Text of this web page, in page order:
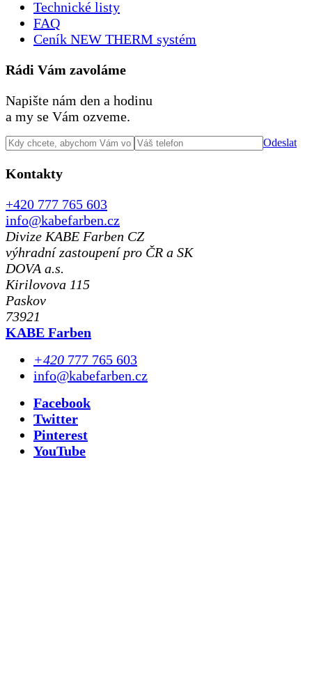
Technické listy
FAQ
Ceník NEW THERM systém
Rádi Vám zavoláme
Napište nám den a hodinu
a my se Vám ozveme.
Odeslat
Kontakty
+420 777 765 603
info@kabefarben.cz
Divize KABE Farben CZ
výhradní zastoupení pro ČR a SK
DOVA a.s.
Kirilovova 115
Paskov
73921
KABE Farben
+420 777 765 603
info@kabefarben.cz
Facebook
Twitter
Pinterest
YouTube